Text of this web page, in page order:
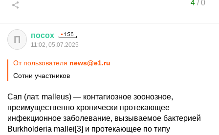
4/0
П посох
11:02, 05.07.2025
От пользователя news@e1.ru
Сотни участников
Сап (лат. malleus) — контагиозное зоонозное,
преимущественно хронически протекающее
инфекционное заболевание, вызываемое бактерией
Burkholderia mallei[3] и протекающее по типу